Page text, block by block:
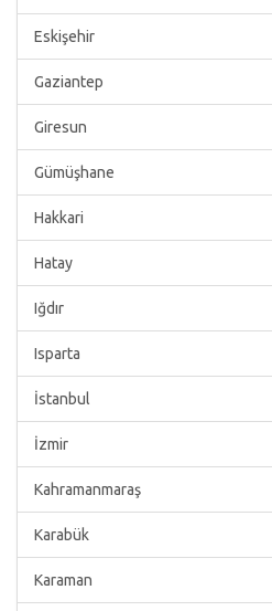
Eskişehir
Gaziantep
Giresun
Gümüşhane
Hakkari
Hatay
Iğdır
Isparta
İstanbul
İzmir
Kahramanmaraş
Karabük
Karaman